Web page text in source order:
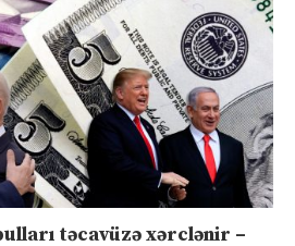
təcavüzə xərclənir –